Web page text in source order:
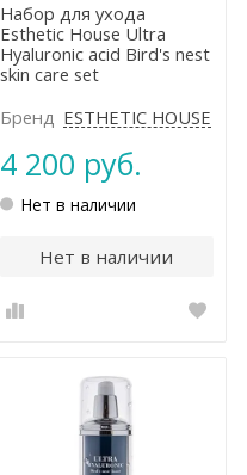
Набор для ухода
Esthetic House Ultra
Hyaluronic acid Bird's nest
skin care set
Бренд ESTHETIC HOUSE
4 200 руб.
Нет в наличии
Нет в наличии